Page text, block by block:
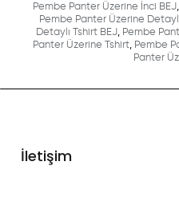
Pembe Panter Üzerine İnci BEJ,
Pembe Panter Üzerine
Detaylı Tshirt BEJ, Pembe
Panter Üzerine Tshirt, Pembe
Panter
İletişim